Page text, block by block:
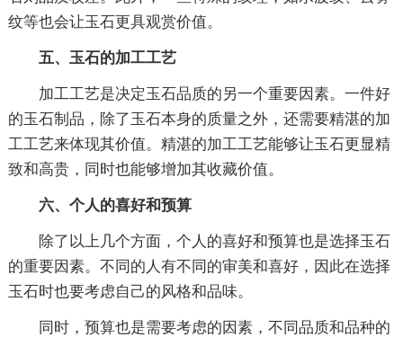
纹等也会让玉石更具观赏价值。
五、玉石的加工工艺
加工工艺是决定玉石品质的另一个重要因素。一件好
的玉石制品，除了玉石本身的质量之外，还需要精湛的加
工工艺来体现其价值。精湛的加工工艺能够让玉石更显精
致和高贵，同时也能够增加其收藏价值。
六、个人的喜好和预算
除了以上几个方面，个人的喜好和预算也是选择玉石
的重要因素。不同的人有不同的审美和喜好，因此在选择
玉石时也要考虑自己的风格和品味。
同时，预算也是需要考虑的因素，不同品质和品种的